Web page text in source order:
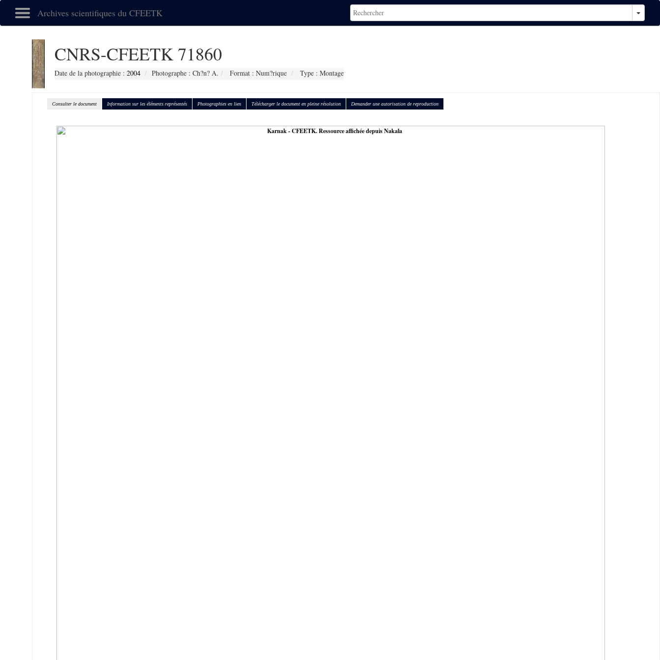
Archives scientifiques du CFEETK
CNRS-CFEETK 71860
Date de la photographie : 2004 Photographe : Ch?n? A. Format : Num?rique Type : Montage
Consulter le document Information sur les éléments représentés Photographies en lien Télécharger le document en pleine résolution Demander une autorisation de reproduction